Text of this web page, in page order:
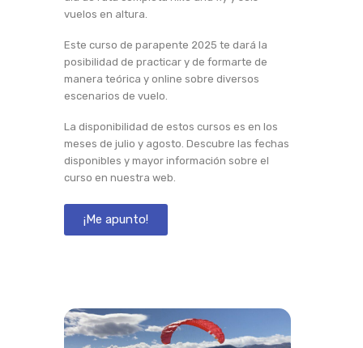
vuelos en altura.
Este curso de parapente 2025 te dará la
posibilidad de practicar y de formarte de
manera teórica y online sobre diversos
escenarios de vuelo.
La disponibilidad de estos cursos es en los
meses de julio y agosto. Descubre las fechas
disponibles y mayor información sobre el
curso en nuestra web.
¡Me apunto!